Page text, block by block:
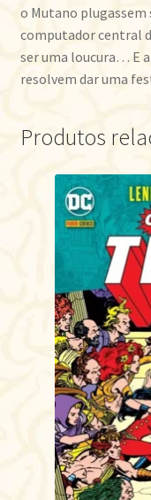
o Mutano plugassem
computador central
ser uma loucura… E
resolvem dar uma
Produtos